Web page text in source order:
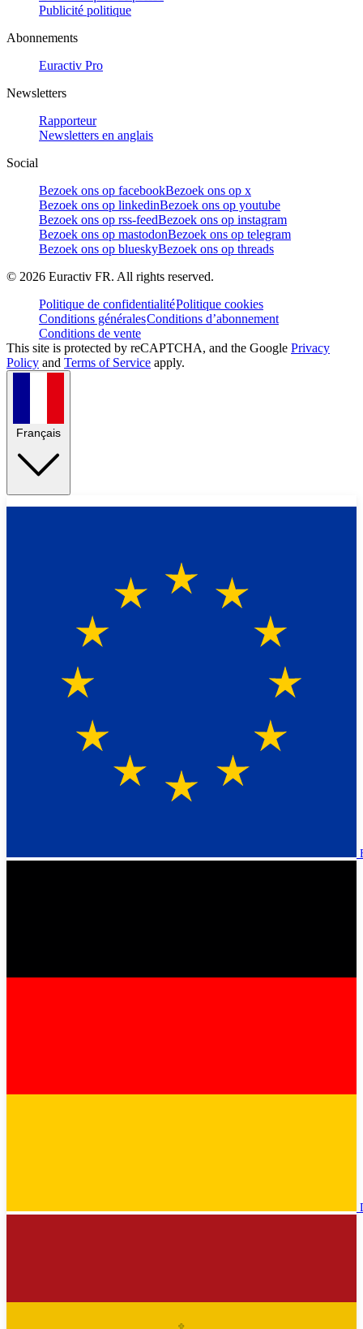
Publicité politique
Abonnements
Euractiv Pro
Newsletters
Rapporteur
Newsletters en anglais
Social
Bezoek ons op facebookBezoek ons op x
Bezoek ons op linkedinBezoek ons op youtube
Bezoek ons op rss-feedBezoek ons op instagram
Bezoek ons op mastodonBezoek ons op telegram
Bezoek ons op blueskyBezoek ons op threads
© 2026 Euractiv FR. All rights reserved.
Politique de confidentialitéPolitique cookies
Conditions généralesConditions d’abonnement
Conditions de vente
This site is protected by reCAPTCHA, and the Google Privacy
Policy and Terms of Service apply.
Français